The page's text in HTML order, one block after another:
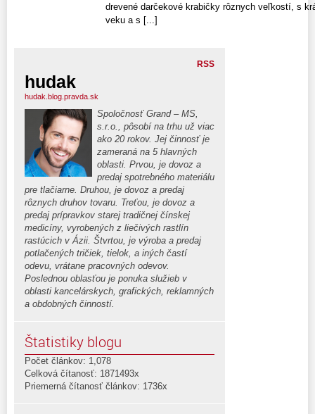
drevené darčekové krabičky rôznych veľkostí, s
veku a s [...]
RSS
hudak
hudak.blog.pravda.sk
Spoločnosť Grand – MS,
s.r.o., pôsobí na trhu už viac
ako 20 rokov. Jej činnosť je
zameraná na 5 hlavných
oblasti. Prvou, je dovoz a
predaj spotrebného materiálu
pre tlačiarne. Druhou, je dovoz a predaj
rôznych druhov tovaru. Treťou, je dovoz a
predaj prípravkov starej tradičnej čínskej
medicíny, vyrobených z liečivých rastlín
rastúcich v Ázii. Štvrtou, je výroba a predaj
potlačených tričiek, tielok, a iných častí
odevu, vrátane pracovných odevov.
Poslednou oblasťou je ponuka služieb v
oblasti kancelárskych, grafických, reklamných
a obdobných činností.
Štatistiky blogu
Počet článkov: 1,078
Celková čítanosť: 1871493x
Priemerná čítanosť článkov: 1736x